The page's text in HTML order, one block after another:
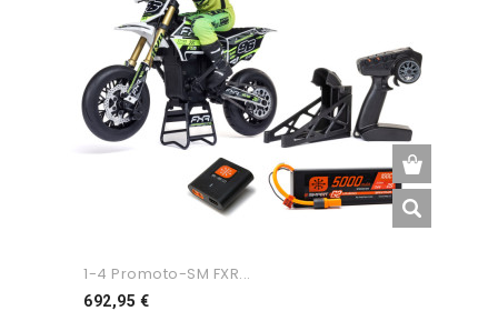
1-4 Promoto-SM FXR...
692,95 €Preço